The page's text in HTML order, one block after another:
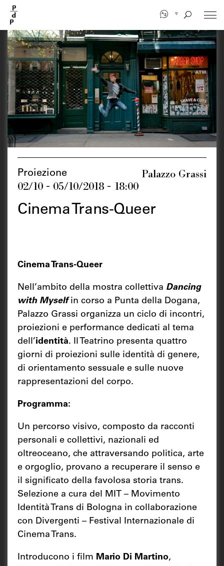
contenuto
principale
Proiezione
02/10 - 05/10/2018 - 18:00
Palazzo Grassi
Cinema Trans-Queer
Cinema Trans-Queer
Nell’ambito della mostra collettiva Dancing
with Myselfin corso a Punta della Dogana,
Palazzo Grassi organizza un ciclo di incontri,
proiezioni e performance dedicati al tema
dell’identità. Il Teatrino presenta quattro
giorni di proiezioni sulle identità di genere,
di orientamento sessuale e sulle nuove
rappresentazioni del corpo.
Programma:
Un percorso visivo, composto da racconti
personali e collettivi, nazionali ed
oltreoceano, che attraversando politica, arte
e orgoglio, provano a recuperare il senso e
il significato della favolosa storia trans.
Selezione a cura del MIT – Movimento
Identità Trans di Bologna in collaborazione
con Divergenti – Festival Internazionale di
Cinema Trans.
Introducono i film Mario Di Martino,